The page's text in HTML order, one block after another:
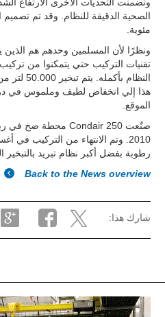
مئوية.
تقنيات التركيب حتي يتمكنوا من
النظام
الموقع.
رطوبة بفضل أكبر نظام تبريد بالتبخير
Back to the News overview
شارك هذا: